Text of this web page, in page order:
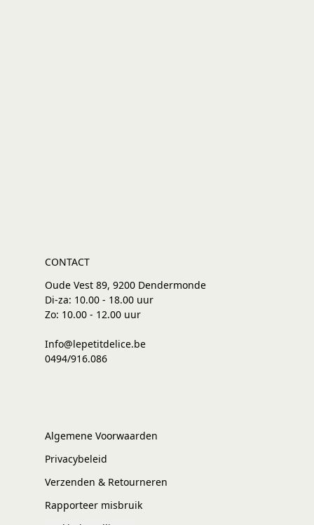
CONTACT
Oude Vest 89, 9200 Dendermonde
Di-za: 10.00 - 18.00 uur
Zo: 10.00 - 12.00 uur
Info@lepetitdelice.be
0494/916.086
Algemene Voorwaarden
Privacybeleid
Verzenden & Retourneren
Rapporteer misbruik